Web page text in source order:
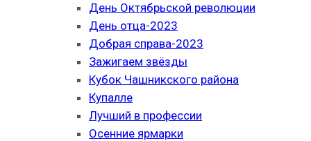
День Октябрьской революции
День отца-2023
Добрая справа-2023
Зажигаем звёзды
Кубок Чашникского района
Купалле
Лучший в профессии
Осенние ярмарки